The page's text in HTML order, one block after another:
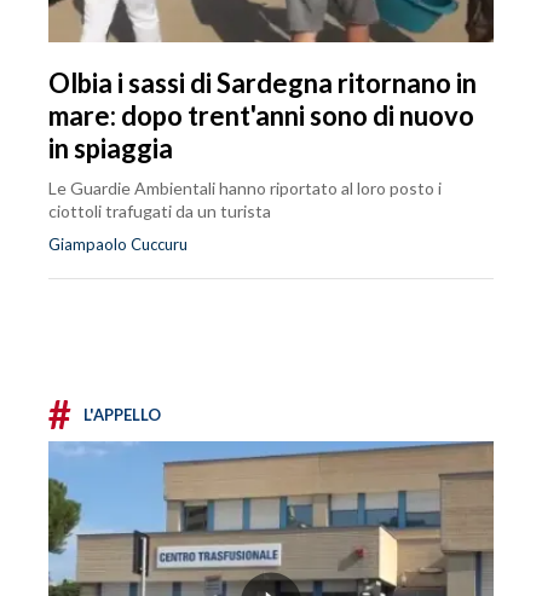
Olbia i sassi di Sardegna ritornano in
mare: dopo trent'anni sono di nuovo
in spiaggia
Le Guardie Ambientali hanno riportato al loro posto i
ciottoli trafugati da un turista
Giampaolo Cuccuru
# L'APPELLO